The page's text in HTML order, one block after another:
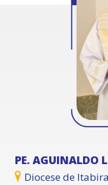
PE. AGUINALDO
Diocese de